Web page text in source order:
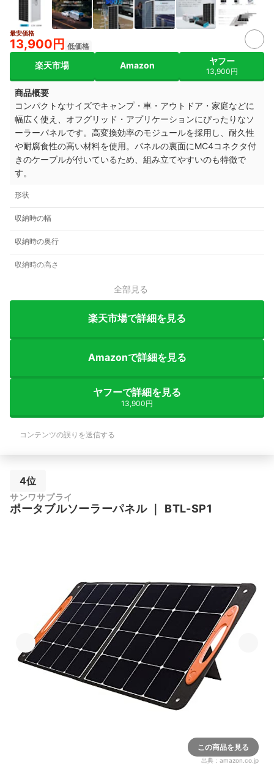
最安価格
13,900円 低価格
楽天市場 Amazon ヤフー
13,900円
商品概要
コンパクトなサイズでキャンプ・車・アウトドア・家庭などに
幅広く使え、オフグリッド・アプリケーションにぴったりなソ
ーラーパネルです。高変換効率のモジュールを採用し、耐久性
や耐腐食性の高い材料を使用。 パネルの裏面にMC4コネクタ付
きのケーブルが付いているため、組み立てやすいのも特徴で
す。
形状
収納時の幅
収納時の奥行
収納時の高さ
全部見る
楽天市場で詳細を見る
Amazonで詳細を見る
ヤフーで詳細を見る
13,900円
コンテンツの誤りを送信する
4位
サンワサプライ
ポータブルソーラーパネル｜ BTL-SP1
この商品を見る
出典： amazon.co.jp